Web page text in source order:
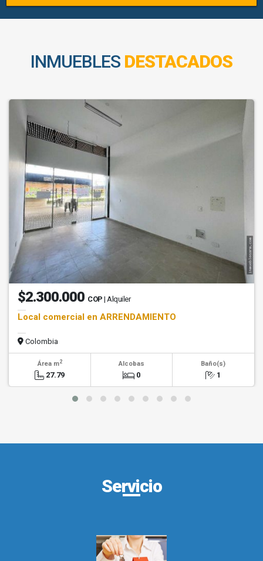
INMUEBLES DESTACADOS
$2.300.000 COP | Alquiler
Local comercial en ARRENDAMIENTO
Colombia
Área m2
27.79
Alcobas
0
Baño(s)
1
Servicio